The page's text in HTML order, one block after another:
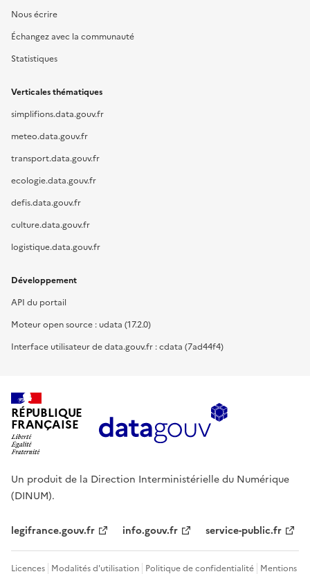
Nous écrire
Échangez avec la communauté
Statistiques
Verticales thématiques
simplifions.data.gouv.fr
meteo.data.gouv.fr
transport.data.gouv.fr
ecologie.data.gouv.fr
defis.data.gouv.fr
culture.data.gouv.fr
logistique.data.gouv.fr
Développement
API du portail
Moteur open source : udata (17.2.0)
Interface utilisateur de data.gouv.fr : cdata (7ad44f4)
RÉPUBLIQUE
FRANÇAISE
Un produit de la Direction Interministérielle du Numérique
(DINUM).
legifrance.gouv.fr info.gouv.fr service-public.fr
Licences Modalités d'utilisation Politique de confidentialité Mentions